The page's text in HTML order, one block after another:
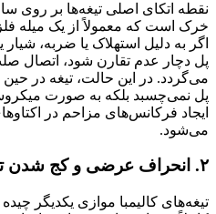
نقطه اتکای اصلی تیغه‌ها بر روی
خرک است که معمولاً از یک میله
اگر به دلیل استهلاک یا ضربه، شیار
پل دچار عدم تقارن شود، اتصال
می‌گردد. در این حالت، تیغه در
پل نمی‌چسبد بلکه به صورت
ایجاد فرکانس‌های مزاحم در
می‌شود.
۲. انحراف عرضی و کج شدن تیغه‌ها
تیغه‌های کالیمبا موازی یکدیگر